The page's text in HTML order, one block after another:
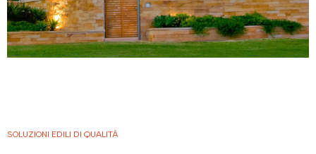
SOLUZIONI EDILI DI QUALITÀ